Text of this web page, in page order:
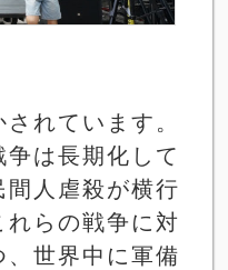
れています。
は長期化して
間人虐殺が横行
れらの戦争に対
世界中に軍備